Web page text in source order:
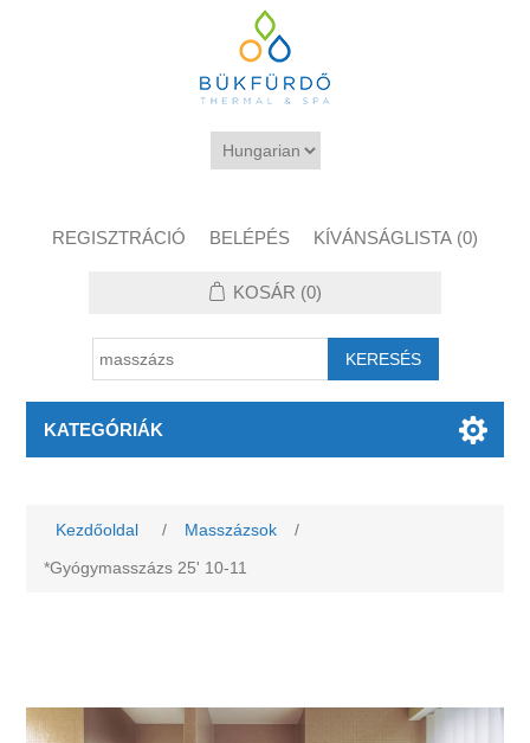
REGISZTRÁCIÓ BELÉPÉS KÍVÁNSÁGLISTA (0)
KOSÁR (0)
KATEGÓRIÁK
Kezdőoldal / Masszázsok
/
*Gyógymasszázs 25' 10-11